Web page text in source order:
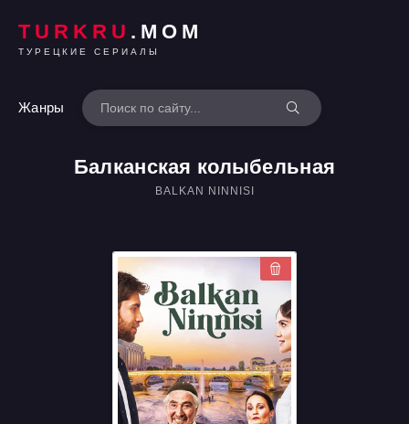
TURKRU .MOM
ТУРЕЦКИЕ СЕРИАЛЫ
Жанры
Балканская колыбельная
BALKAN NINNISI